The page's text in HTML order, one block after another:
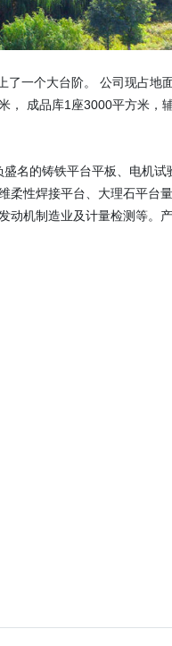
了一个大台阶。 公司现占地
， 成品库1座3000平方米，
名的铸铁平台平板、电机试
性焊接平台、大理石平台量
机制造业及计量检测等。